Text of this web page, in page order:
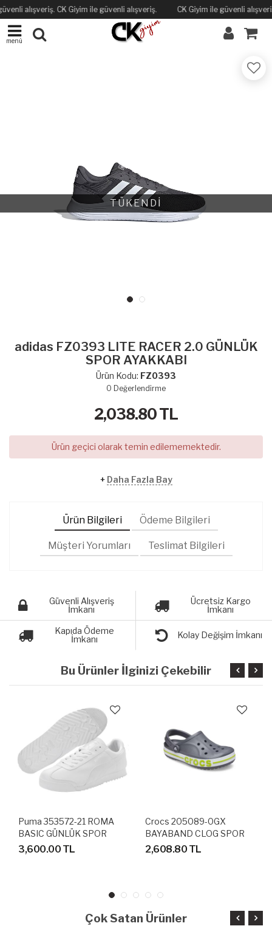
alışveriş. CK Giyim ile güvenli alışveriş. CK Giyim ile güvenli
menü
TÜKENDİ
adidas FZ0393 LITE RACER 2.0 GÜNLÜK
SPOR AYAKKABI
Ürün Kodu: FZ0393
0 Değerlendirme
2,038.80TL
Ürün geçici olarak temin edilememektedir.
+ Daha Fazla Bay
Ürün Bilgileri Ödeme Bilgileri
Müşteri Yorumları Teslimat Bilgileri
Güvenli Alışveriş
İmkanı
Ücretsiz Kargo
İmkanı
Kapıda Ödeme
İmkanı
Kolay Değişim İmkanı
Bu Ürünler İlginizi Çekebilir
Puma 353572-21 ROMA
BASIC GÜNLÜK SPOR
AYAKKABI
3,600.00 TL
Crocs 205089-0GX
BAYABAND CLOG SPOR
TERLİK SANDALET
2,608.80 TL
Çok Satan Ürünler